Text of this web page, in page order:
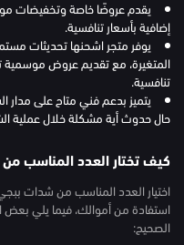
يقدم عروضًا خاصة وتخفيضات
إضافية بأسعار تنافسية.
يوفر متجر اشحنها تحديثات
المتغيرة، مع تقديم عروض موسمية
تنافسية.
يتميز بدعم فني متاح على
حال حدوث أية مشكلة خلال عملية
كيف تختار العدد المناسب
اختيار العدد المناسب من شدات
استفادة من أموالك، فيما يلي بعض
الصحيح: